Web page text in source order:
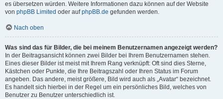
es übersetzen würden. Weitere Informationen dazu können auf der Website
von phpBB Limited oder aufphpBB.de gefunden werden.
Nach oben
Was sind das für Bilder, die bei meinem Benutzernamen angezeigt werden?
In der Beitragsansicht können zwei Bilder bei Ihrem Benutzernamen stehen.
Eines dieser Bilder ist meist mit Ihrem Rang verknüpft: Oft sind dies Sterne,
Kästchen oder Punkte, die Ihre Beitragszahl oder Ihren Status im Forum
angeben. Das andere, meist größere, Bild wird auch als „Avatar“ bezeichnet.
Es handelt sich hierbei in der Regel um ein persönliches Bild, welches von
Benutzer zu Benutzer unterschiedlich ist.